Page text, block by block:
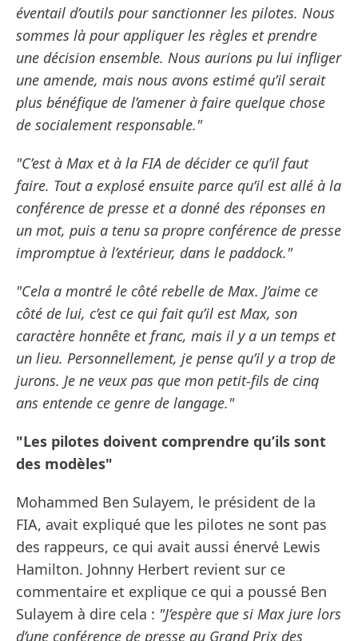
éventail d’outils pour sanctionner les pilotes. Nous
sommes là pour appliquer les règles et prendre
une décision ensemble. Nous aurions pu lui infliger
une amende, mais nous avons estimé qu’il serait
plus bénéfique de l’amener à faire quelque chose
de socialement responsable."
"C’est à Max et à la FIA de décider ce qu’il faut
faire. Tout a explosé ensuite parce qu’il est allé à la
conférence de presse et a donné des réponses en
un mot, puis a tenu sa propre conférence de presse
impromptue à l’extérieur, dans le paddock."
"Cela a montré le côté rebelle de Max. J’aime ce
côté de lui, c’est ce qui fait qu’il est Max, son
caractère honnête et franc, mais il y a un temps et
un lieu. Personnellement, je pense qu’il y a trop de
jurons. Je ne veux pas que mon petit-fils de cinq
ans entende ce genre de langage."
"Les pilotes doivent comprendre qu’ils sont
des modèles"
Mohammed Ben Sulayem, le président de la
FIA, avait expliqué que les pilotes ne sont pas
des rappeurs, ce qui avait aussi énervé Lewis
Hamilton. Johnny Herbert revient sur ce
commentaire et explique ce qui a poussé Ben
Sulayem à dire cela : "J’espère que si Max jure lors
d’une conférence de presse au Grand Prix des